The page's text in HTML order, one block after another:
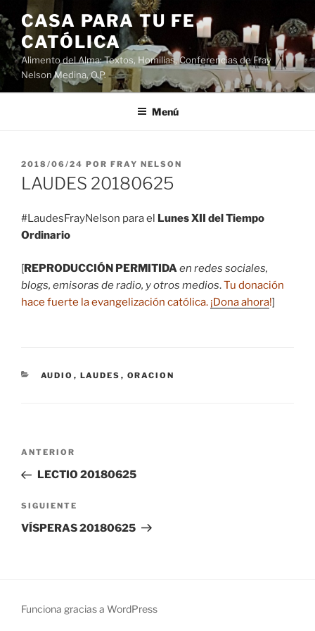
Saltar
al
contenido
CASA PARA TU FE
CATÓLICA
Alimento del Alma: Textos, Homilias, Conferencias de Fray
Nelson Medina, O.P.
Menú
PUBLICADO
EL
2018/06/24 POR FRAY NELSON
LAUDES 20180625
#LaudesFrayNelson para el Lunes XII del Tiempo
Ordinario
[REPRODUCCIÓN PERMITIDAen redes sociales,
blogs, emisoras de radio, y otros medios.Tu donación
hace fuerte la evangelización católica. ¡Dona ahora!]
CATEGORÍAS
AUDIO , LAUDES , ORACION
Navegación
entradas
Entrada
anterior:
ANTERIOR
LECTIO 20180625
Siguiente
entrada
SIGUIENTE
VÍSPERAS 20180625
Funciona gracias a WordPress